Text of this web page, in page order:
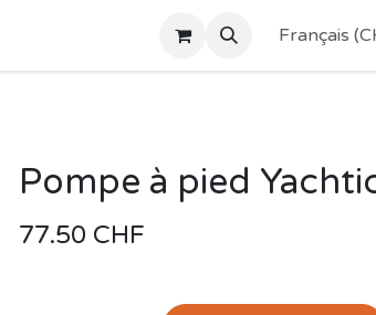
Français
Pompe à pied
77.50 CHF